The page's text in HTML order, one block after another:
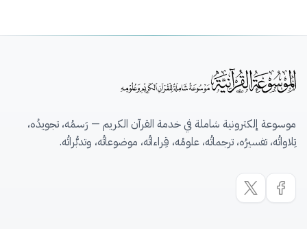
موسوعة إلكترونية شاملة في خدمة القرآن الكريم — رَسمُه، تجويدُه،
تِلاواتُه، تفسيرُه، ترجماتُه، علومُه، قِراءاتُه، موضوعاتُه، وتدبُّراتُه.